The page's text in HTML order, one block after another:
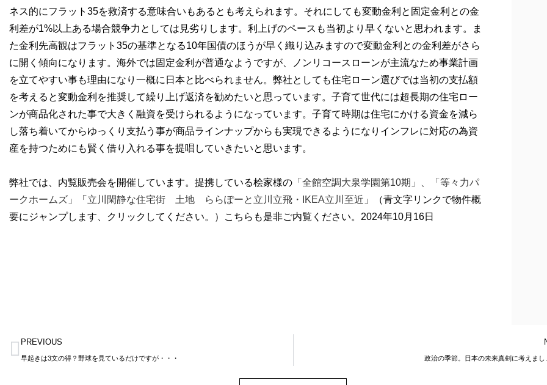
ネス的にフラット35を救済する意味合いもあるとも考えられます。それにしても変動金利と固定金利との金
利差が1%以上ある場合競争力としては見劣りします。利上げのペースも当初より早くないと思われます。ま
た金利先高観はフラット35の基準となる10年国債のほうが早く織り込みますので変動金利との金利差がさら
に開く傾向になります。海外では固定金利が普通なようですが、ノンリコースローンが主流なため事業計画
を立てやすい事も理由になり一概に日本と比べられません。弊社としても住宅ローン選びでは当初の支払額
を考えると変動金利を推奨して繰り上げ返済を勧めたいと思っています。子育て世代には超長期の住宅ロー
ンが商品化された事で大きく融資を受けられるようになっています。子育て時期は住宅にかける資金を減ら
し落ち着いてからゆっくり支払う事が商品ラインナップからも実現できるようになりインフレに対応の為資
産を持つためにも賢く借り入れる事を提唱していきたいと思います。
弊社では、内覧販売会を開催しています。提携している桧家様の 「全館空調大泉学園第10期」、
「等々力パ
ークホームズ」
「 立川閑静な住宅街 土地 ららぽーと立川立飛・IKEA立川至近 」（青文字リンクで物件概
要にジャンプします、クリックしてください。）こちらも是非ご内覧ください。2024年10月16日
Prev
PREVIOUS
早起きは3文の得？野球を見ているだけですが・・・ 政治の季節。日本の未来真剣に考えまし